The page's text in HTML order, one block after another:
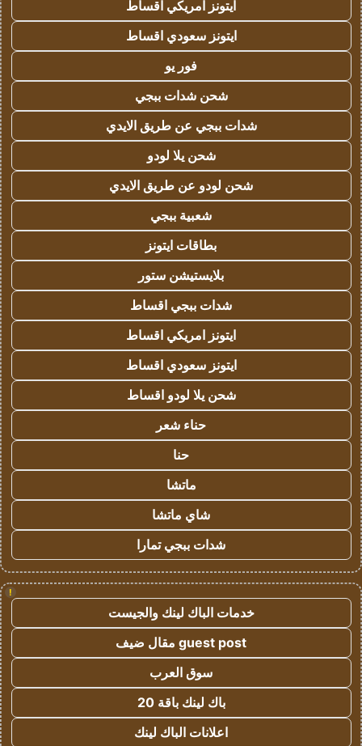
ايتونز امريكي اقساط
ايتونز سعودي اقساط
فور يو
شحن شدات ببجي
شدات ببجي عن طريق الايدي
شحن يلا لودو
شحن لودو عن طريق الايدي
شعبية ببجي
بطاقات ايتونز
بلايستيشن ستور
شدات ببجي اقساط
ايتونز امريكي اقساط
ايتونز سعودي اقساط
شحن يلا لودو اقساط
حناء شعر
حنا
ماتشا
شاي ماتشا
شدات ببجي تمارا
!
خدمات الباك لينك والجيست
guest post مقال ضيف
سوق العرب
باك لينك باقة 20
اعلانات الباك لينك